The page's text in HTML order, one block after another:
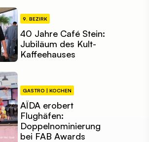
9. BEZIRK
40 Jahre Café Stein:
Jubiläum des Kult-
Kaffeehauses
GASTRO | KOCHEN
AÏDA erobert
Flughäfen:
Doppelnominierung
bei FAB Awards